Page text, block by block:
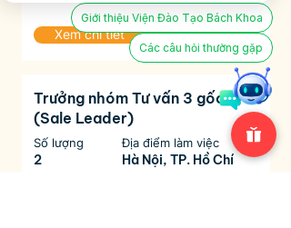
Minh
Xem chi tiết
Trưởng nhóm Tư vấn 3 gốc
(Sale Leader)
Số lượng
2
Địa điểm làm việc
Hà Nội, TP. Hồ Chí
Giới thiệu Viện Đào Tạo Bách Khoa
Các câu hỏi thường gặp